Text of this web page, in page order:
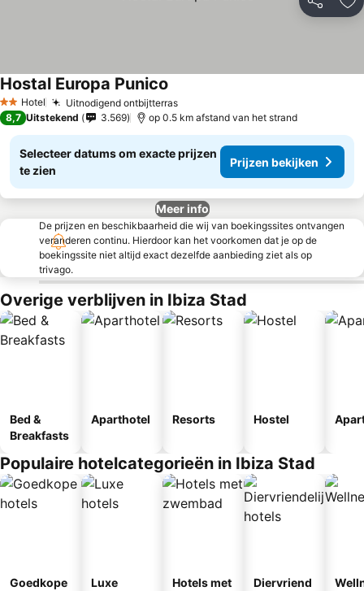
Delen
2 Sterren
Hotel Uitnodigend ontbijtterrasPrijzen bekijken
Hostal Europa Punico
8,7 Uitstekend 3.569 op 0.5 km afstand van het strand
Selecteer datums om exacte prijzen
te zien
Prijzen bekijken
Meer info
De prijzen en beschikbaarheid die wij van boekingssites ontvangen
veranderen continu. Hierdoor kan het voorkomen dat je op de
boekingssite niet altijd exact dezelfde aanbieding ziet als op
trivago.
Overige verblijven in Ibiza Stad
Bed &
Breakfasts
Aparthotel Resorts Hostel
Populaire hotelcategorieën in Ibiza Stad
Goedkope
Luxe
Hotels met
Diervriend